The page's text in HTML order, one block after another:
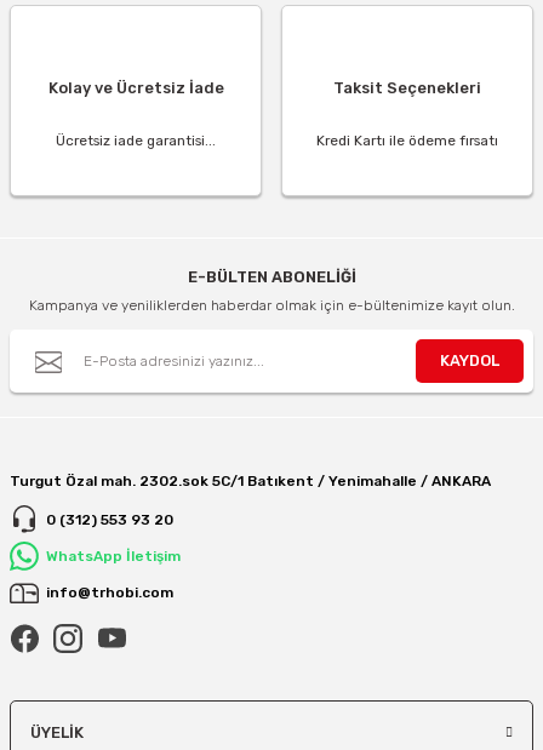
Kolay ve Ücretsiz İade
Ücretsiz iade garantisi...
Taksit Seçenekleri
Kredi Kartı ile ödeme fırsatı
E-BÜLTEN ABONELİĞİ
Kampanya ve yeniliklerden haberdar olmak için e-bültenimize kayıt olun.
KAYDOL
Turgut Özal mah. 2302.sok 5C/1 Batıkent / Yenimahalle / ANKARA
0 (312) 553 93 20
WhatsApp İletişim
info@trhobi.com
ÜYELIK